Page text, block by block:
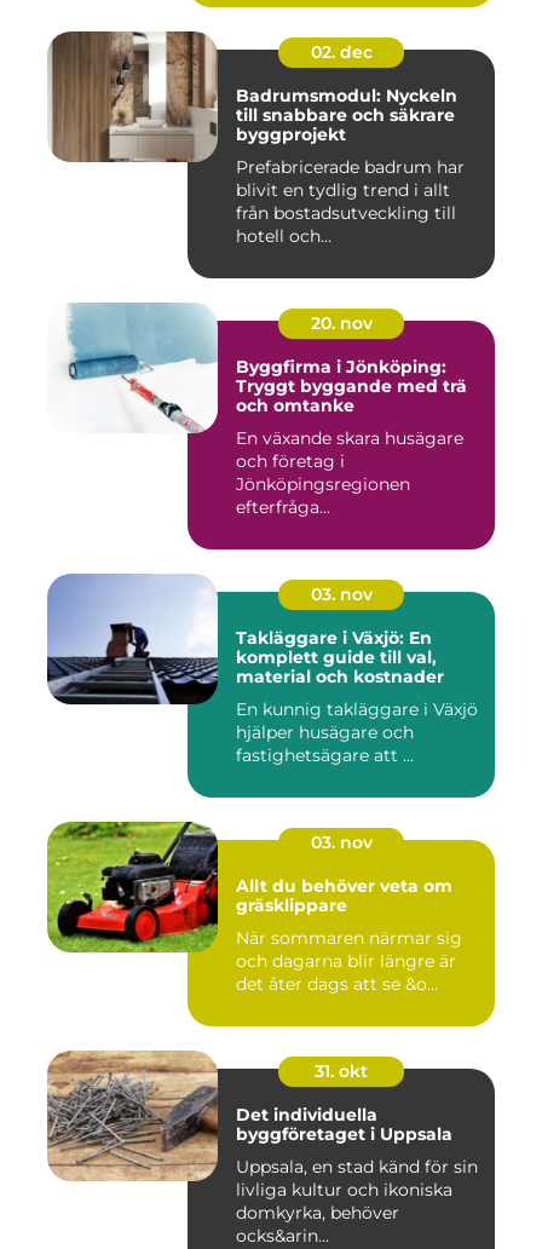
02. dec
Badrumsmodul: Nyckeln
till snabbare och säkrare
byggprojekt
Prefabricerade badrum har
blivit en tydlig trend i allt
från bostadsutveckling till
hotell och...
20. nov
Byggfirma i Jönköping:
Tryggt byggande med trä
och omtanke
En växande skara husägare
och företag i
Jönköpingsregionen
efterfråga...
03. nov
Takläggare i Växjö: En
komplett guide till val,
material och kostnader
En kunnig takläggare i Växjö
hjälper husägare och
fastighetsägare att ...
03. nov
Allt du behöver veta om
gräsklippare
När sommaren närmar sig
och dagarna blir längre är
det åter dags att se &o...
31. okt
Det individuella
byggföretaget i Uppsala
Uppsala, en stad känd för sin
livliga kultur och ikoniska
domkyrka, behöver
ocks&arin...